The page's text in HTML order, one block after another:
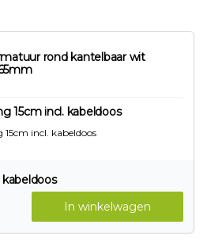
rond kantelbaar wit
15cm incl. kabeldoos
15cm incl. kabeldoos
In winkelwagen